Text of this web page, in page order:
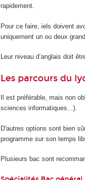
rapidement.
Pour ce faire, iels doivent
uniquement un ou deux
Leur niveau d’anglais doit
Les parcours du
Il est préférable, mais non
sciences informatiques...).
D'autres options sont bien
programme sur son temps
Plusieurs bac sont